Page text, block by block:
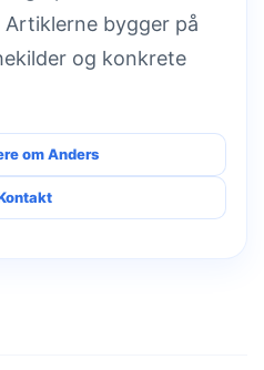
bygger på
og konkrete
om Anders